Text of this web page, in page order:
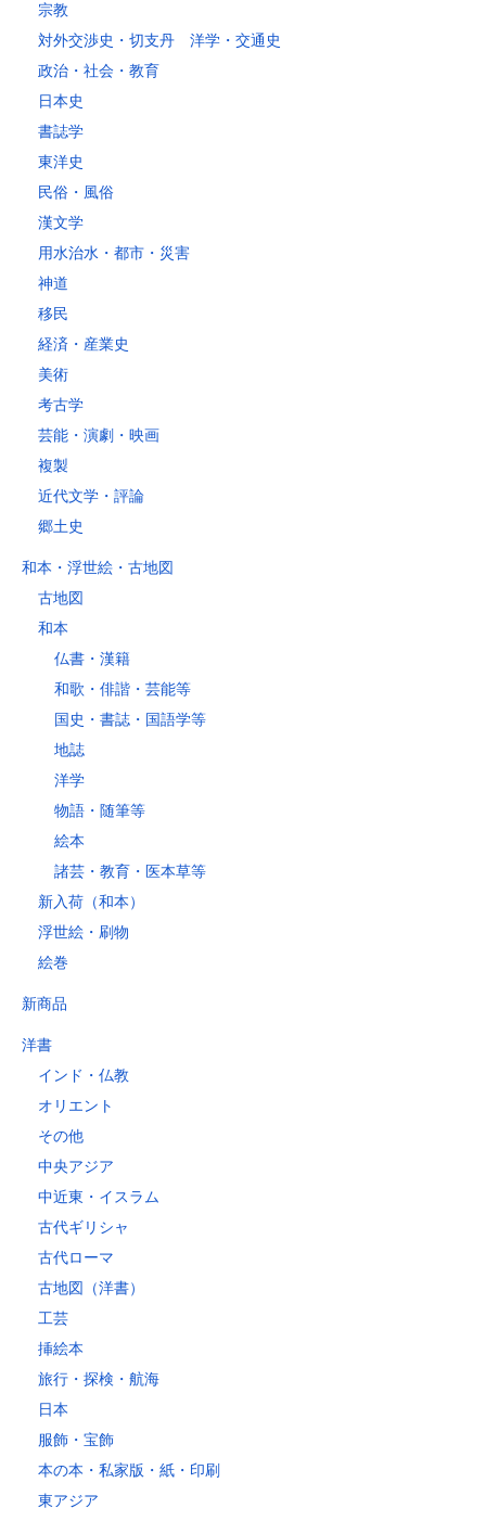
宗教
対外交渉史・切支丹 洋学・交通史
政治・社会・教育
日本史
書誌学
東洋史
民俗・風俗
漢文学
用水治水・都市・災害
神道
移民
経済・産業史
美術
考古学
芸能・演劇・映画
複製
近代文学・評論
郷土史
和本・浮世絵・古地図
古地図
和本
仏書・漢籍
和歌・俳諧・芸能等
国史・書誌・国語学等
地誌
洋学
物語・随筆等
絵本
諸芸・教育・医本草等
新入荷（和本）
浮世絵・刷物
絵巻
新商品
洋書
インド・仏教
オリエント
その他
中央アジア
中近東・イスラム
古代ギリシャ
古代ローマ
古地図（洋書）
工芸
挿絵本
旅行・探検・航海
日本
服飾・宝飾
本の本・私家版・紙・印刷
東アジア